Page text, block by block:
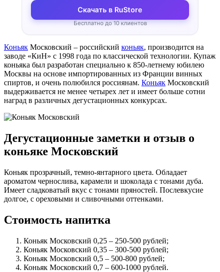
Скачать в RuStore
Бесплатно до 10 клиентов
Коньяк Московский – российский коньяк, производится на
заводе «КиН» с 1998 года по классической технологии. Купаж
коньяка был разработан специально к 850-летнему юбилею
Москвы на основе импортированных из Франции винных
спиртов, и очень полюбился россиянам. Коньяк Московский
выдерживается не менее четырех лет и имеет больше сотни
наград в различных дегустационных конкурсах.
Дегустационные заметки и отзыв о
коньяке Московский
Коньяк прозрачный, темно-янтарного цвета. Обладает
ароматом чернослива, карамели и шоколада с тонами дуба.
Имеет сладковатый вкус с тонами пряностей. Послевкусие
долгое, с ореховыми и сливочными оттенками.
Стоимость напитка
Коньяк Московский 0,25 – 250-500 рублей;
Коньяк Московский 0,35 – 300-500 рублей;
Коньяк Московский 0,5 – 500-800 рублей;
Коньяк Московский 0,7 – 600-1000 рублей.